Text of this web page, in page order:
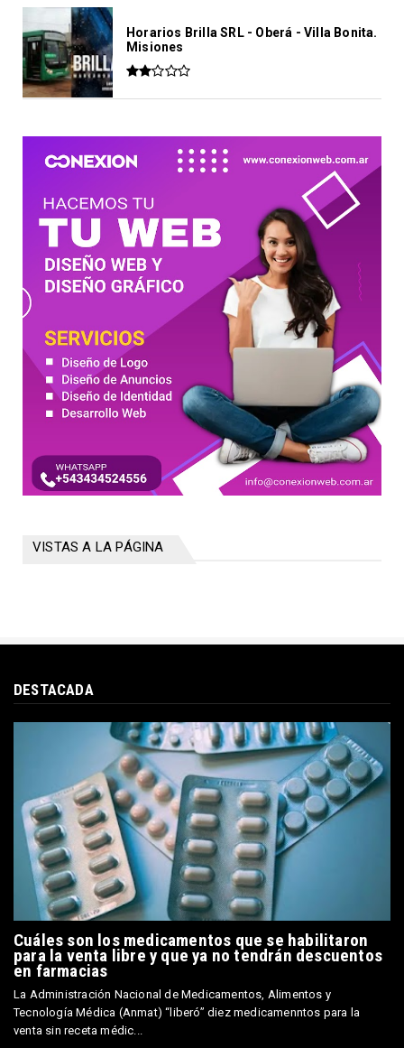
Horarios Brilla SRL - Oberá - Villa Bonita.
Misiones
VISTAS A LA PÁGINA
DESTACADA
Cuáles son los medicamentos que se habilitaron
para la venta libre y que ya no tendrán descuentos
en farmacias
La Administración Nacional de Medicamentos, Alimentos y
Tecnología Médica (Anmat) “liberó” diez medicamenntos para la
venta sin receta médic...